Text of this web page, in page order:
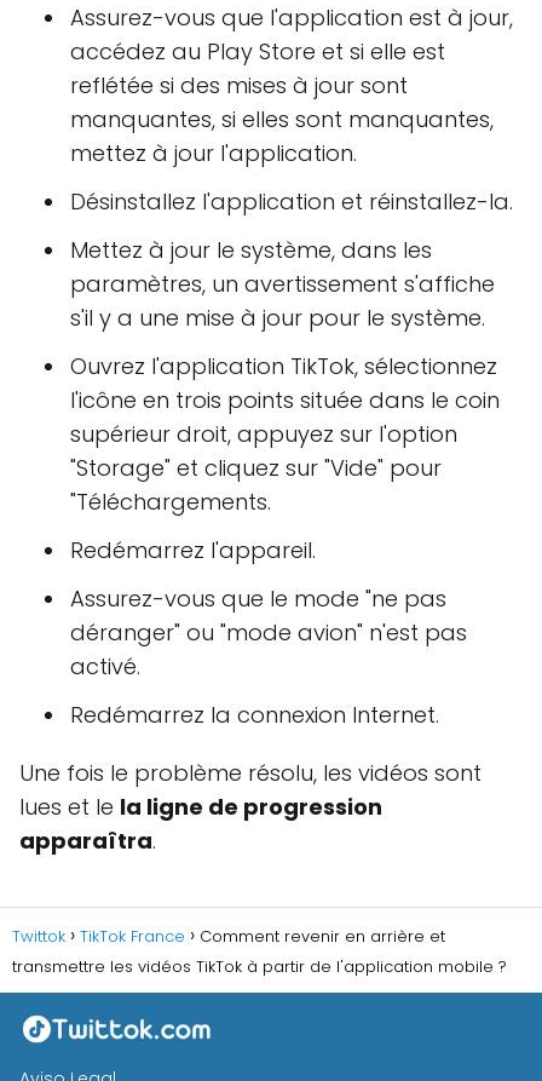
Assurez-vous que l'application est à jour,
accédez au Play Store et si elle est
reflétée si des mises à jour sont
manquantes, si elles sont manquantes,
mettez à jour l'application.
Désinstallez l'application et réinstallez-la.
Mettez à jour le système, dans les
paramètres, un avertissement s'affiche
s'il y a une mise à jour pour le système.
Ouvrez l'application TikTok, sélectionnez
l'icône en trois points située dans le coin
supérieur droit, appuyez sur l'option
"Storage" et cliquez sur "Vide" pour
"Téléchargements.
Redémarrez l'appareil.
Assurez-vous que le mode "ne pas
déranger" ou "mode avion" n'est pas
activé.
Redémarrez la connexion Internet.
Une fois le problème résolu, les vidéos sont
lues et le la ligne de progression
apparaîtra.
Twittok TikTok France
Comment revenir en arrière et
transmettre les vidéos TikTok à partir de l'application mobile ?